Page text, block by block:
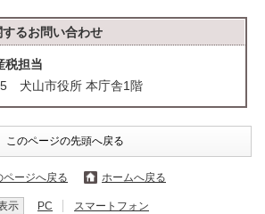
るお問い合わせ
税担当
犬山市役所 本庁舎1階
このページの先頭へ戻る
ページへ戻る ホームへ戻る
示 PC スマートフォン